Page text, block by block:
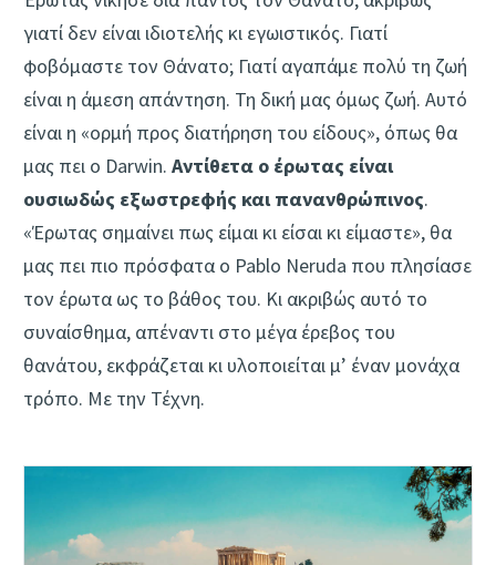
γιατί δεν είναι ιδιοτελής κι εγωιστικός. Γιατί
φοβόμαστε τον Θάνατο; Γιατί αγαπάμε πολύ τη ζωή
είναι η άμεση απάντηση. Τη δική μας όμως ζωή. Αυτό
είναι η «ορμή προς διατήρηση του είδους», όπως θα
μας πει ο Darwin. Αντίθετα ο έρωτας είναι
ουσιωδώς εξωστρεφής και πανανθρώπινος.
«Έρωτας σημαίνει πως είμαι κι είσαι κι είμαστε», θα
μας πει πιο πρόσφατα ο Pablo Neruda που πλησίασε
τον έρωτα ως το βάθος του. Κι ακριβώς αυτό το
συναίσθημα, απέναντι στο μέγα έρεβος του
θανάτου, εκφράζεται κι υλοποιείται μ’ έναν μονάχα
τρόπο. Με την Τέχνη.